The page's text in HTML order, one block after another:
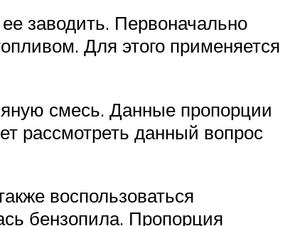
заводить. Первоначально
Для этого применяется
смесь. Данные пропорции
рассмотреть данный вопрос
воспользоваться
бензопила. Пропорция